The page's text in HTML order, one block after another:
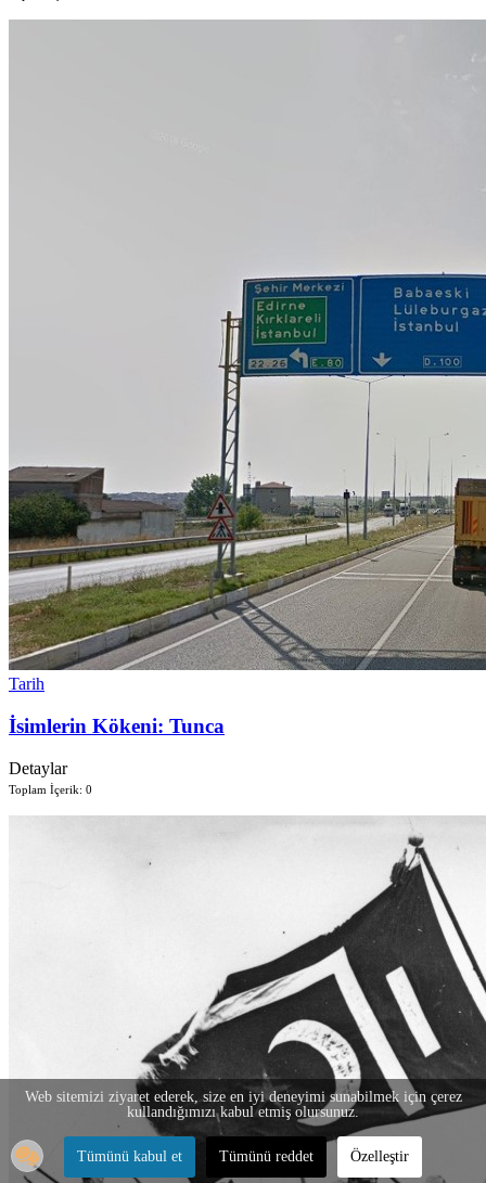
Tarih
İsimlerin Kökeni: Tunca
Detaylar
Toplam İçerik: 0
Web sitemizi ziyaret ederek, size en iyi deneyimi sunabilmek için çerez
kullandığımızı kabul etmiş olursunuz.
Tümünü kabul et Tümünü reddet Özelleştir